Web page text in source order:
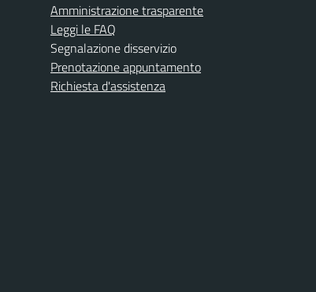
Amministrazione trasparente
Leggi le FAQ
Segnalazione disservizio
Prenotazione appuntamento
Richiesta d'assistenza